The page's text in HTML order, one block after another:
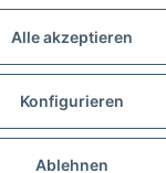
Alle akzeptieren
Konfigurieren
Ablehnen
Anmelden